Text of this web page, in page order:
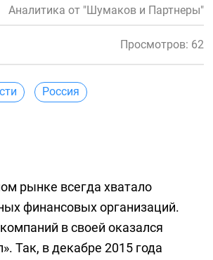
Аналитика от "Шумаков и Партнеры"
Просмотров: 62
Россия
рынке всегда хватало
финансовых организаций.
в своей оказался
Так, в декабре 2015 года